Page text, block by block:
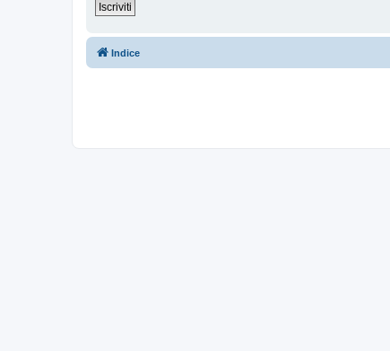
Iscriviti
Indice